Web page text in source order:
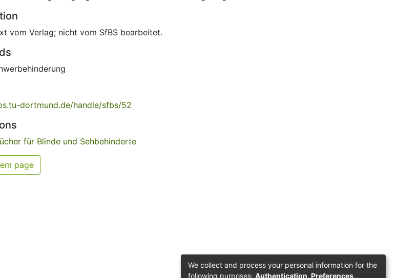
vom Verlag; nicht vom SfBS bearbeitet.
dortmund.de/handle/sfbs/52
für Blinde und Sehbehinderte
page
We collect and process your personal information for the
following purposes: Authentication, Preferences,